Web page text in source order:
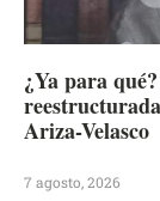
¿Ya para
Ariza-Velasco
7 agosto, 2026